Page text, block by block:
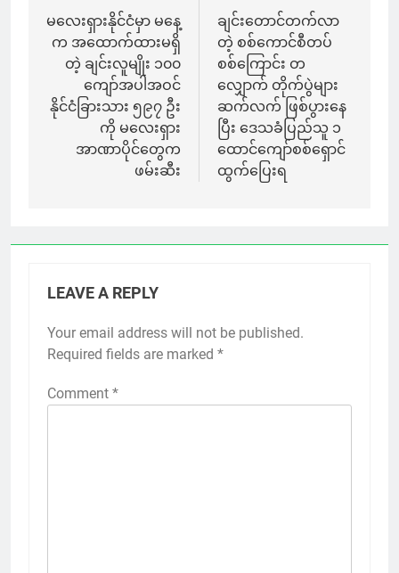
navigation
မလေးရှားနိုင်ငံမှာ မနေ့
က အထောက်ထားမရှိ
တဲ့ ချင်းလူမျိုး ၁၀၀
ကျော်အပါအဝင်
နိုင်ငံခြားသား ၅၉၇ ဦး
ကို မလေးရှား
အာဏာပိုင်တွေက
ဖမ်းဆီး
ချင်းတောင်တက်လာ
တဲ့ စစ်ကောင်စီတပ်
စစ်ကြောင်း တ
လျှောက် တိုက်ပွဲများ
ဆက်လက် ဖြစ်ပွားနေ
ပြီး ဒေသခံပြည်သူ ၁
ထောင်ကျော်စစ်ရှောင်
ထွက်ပြေးရ
LEAVE A REPLY
Your email address will not be published.
Required fields are marked *
Comment *